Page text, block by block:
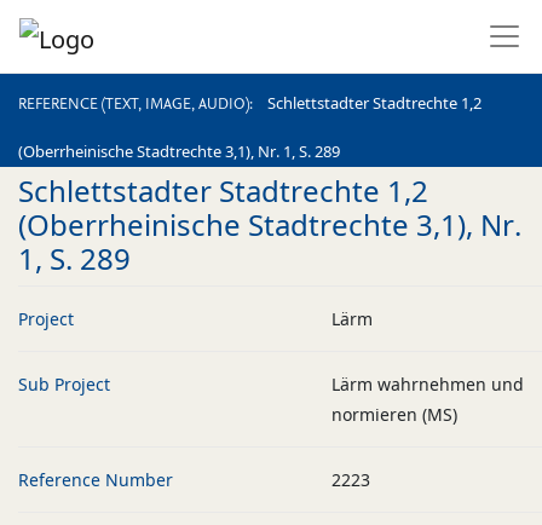
REFERENCE (TEXT, IMAGE, AUDIO) Schlettstadter Stadtrechte 1,2
(Oberrheinische Stadtrechte 3,1), Nr. 1, S. 289
REFERENCE (TEXT, IMAGE, AUDIO)
Schlettstadter Stadtrechte 1,2
(Oberrheinische Stadtrechte 3,1), Nr.
1, S. 289
Project Lärm
Sub Project
Lärm wahrnehmen und
normieren (MS)
Reference Number 2223